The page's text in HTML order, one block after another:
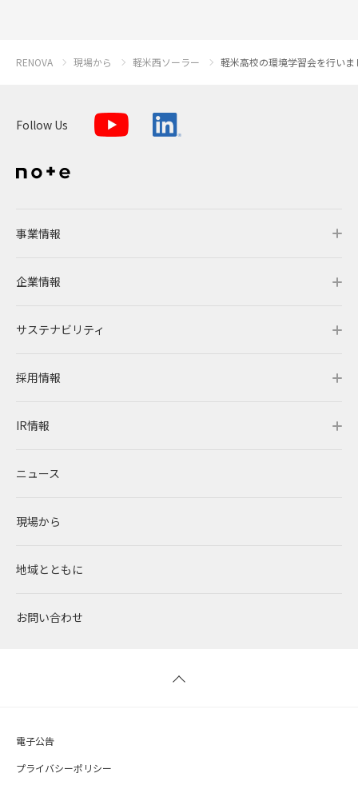
RENOVA 現場から 軽米西ソーラー 軽米高校の環境学習会を行いま
Follow Us
事業情報
事業情報トップ
事業概要
レノバの強み
発電所・蓄電所一覧
コーポレートPPA
太陽光発電
蓄電事業
風力発電
太陽光発電の取り組み
企業情報
企業情報トップ
会社概要・アクセス
CEOメッセージ
企業理念
中期経営計画
私たちの想い
沿革
サステナビリティ
サステナビリティトップ
理念・ポリシー
環境
社会
ガバナンス
ESGデータ
採用情報
採用情報トップ
RENOVAを知る
RENOVAで働く
社員インタビュー
新卒採用
IR情報
IR情報トップ
IRニュース
経営情報
財務ハイライト
IRカレンダー
ニュース
現場から
地域とともに
お問い合わせ
電子公告
プライバシーポリシー